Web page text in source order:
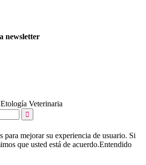
newsletter
Veterinaria

para mejorar su experiencia de usuario. Si
que usted está de acuerdo.Entendido